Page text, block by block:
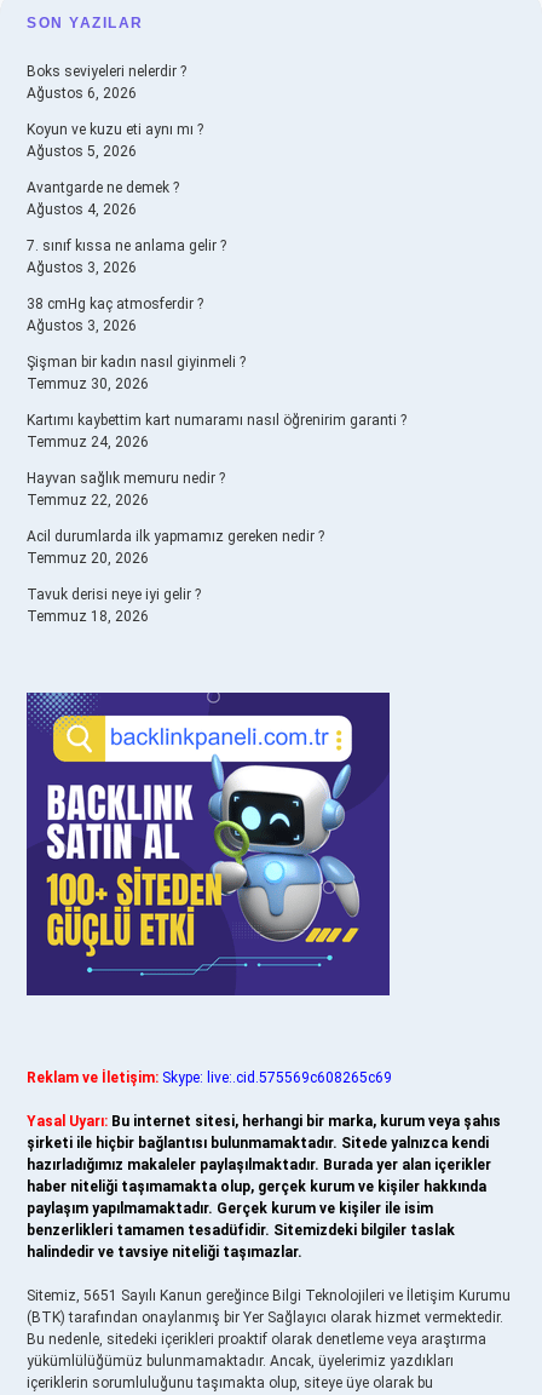
SIDEBAR
SON YAZILAR
Boks seviyeleri nelerdir ?
Ağustos 6, 2026
Koyun ve kuzu eti aynı mı ?
Ağustos 5, 2026
Avantgarde ne demek ?
Ağustos 4, 2026
7. sınıf kıssa ne anlama gelir ?
Ağustos 3, 2026
38 cmHg kaç atmosferdir ?
Ağustos 3, 2026
Şişman bir kadın nasıl giyinmeli ?
Temmuz 30, 2026
Kartımı kaybettim kart numaramı nasıl öğrenirim garanti ?
Temmuz 24, 2026
Hayvan sağlık memuru nedir ?
Temmuz 22, 2026
Acil durumlarda ilk yapmamız gereken nedir ?
Temmuz 20, 2026
Tavuk derisi neye iyi gelir ?
Temmuz 18, 2026
Reklam ve İletişim: Skype: live:.cid.575569c608265c69
Yasal Uyarı: Bu internet sitesi, herhangi bir marka, kurum veya şahıs
şirketi ile hiçbir bağlantısı bulunmamaktadır. Sitede yalnızca kendi
hazırladığımız makaleler paylaşılmaktadır. Burada yer alan içerikler
haber niteliği taşımamakta olup, gerçek kurum ve kişiler hakkında
paylaşım yapılmamaktadır. Gerçek kurum ve kişiler ile isim
benzerlikleri tamamen tesadüfidir. Sitemizdeki bilgiler taslak
halindedir ve tavsiye niteliği taşımazlar.
Sitemiz, 5651 Sayılı Kanun gereğince Bilgi Teknolojileri ve İletişim Kurumu
(BTK) tarafından onaylanmış bir Yer Sağlayıcı olarak hizmet vermektedir.
Bu nedenle, sitedeki içerikleri proaktif olarak denetleme veya araştırma
yükümlülüğümüz bulunmamaktadır. Ancak, üyelerimiz yazdıkları
içeriklerin sorumluluğunu taşımakta olup, siteye üye olarak bu